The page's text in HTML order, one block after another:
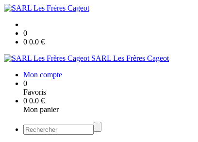
0
0 0.0 €
SARL Les Frères Cageot
Mon compte
0
Favoris
0 0.0 €
Mon panier